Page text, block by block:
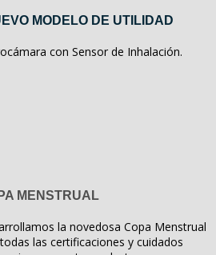
MODELO DE UTILIDAD
con Sensor de Inhalación.
MENSTRUAL
la novedosa Copa Menstrual
las certificaciones y cuidados